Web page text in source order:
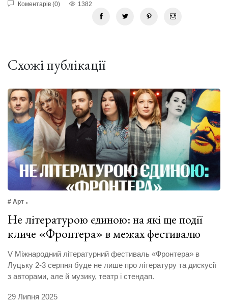
Коментарів (0) 1382
Схожі публікації
# Арт
Не літературою єдиною: на які ще події
кличе «Фронтера» в межах фестивалю
V Міжнародний літературний фестиваль «Фронтера» в
Луцьку 2-3 серпня буде не лише про літературу та дискусії
з авторами, але й музику, театр і стендап.
29 Липня 2025